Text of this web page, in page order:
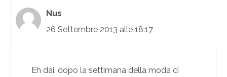
Nus
26 Settembre 2013 alle 18:17
Eh dai, dopo la settimana della moda ci